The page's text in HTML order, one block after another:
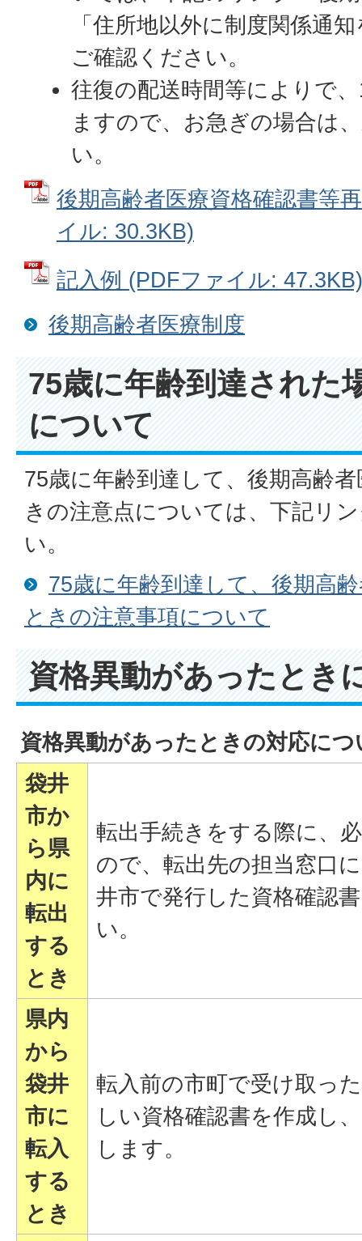
「住所地以外に制度関係通
ご確認ください。
往復の配送時間等によりで
ますので、お急ぎの場合は
い。
後期高齢者医療資格確認書等
イル: 30.3KB)
記入例 (PDFファイル: 47.3KB)
後期高齢者医療制度
75歳に年齢到達された
について
75歳に年齢到達して、後期高齢
きの注意点については、下記リ
い。
75歳に年齢到達して、後期高
ときの注意事項について
資格異動があったとき
資格異動があったときの対応につ
袋井
市か
ら県
内に
転出
する
とき
転出手続きをする際に、
ので、転出先の担当窓口
井市で発行した資格確認
い。
県内
から
袋井
市に
転入
する
とき
転入前の市町で受け取っ
しい資格確認書を作成し
します。